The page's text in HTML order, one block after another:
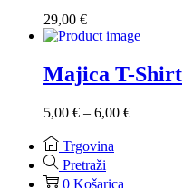
29,00 €
Majica T-Shirt
5,00 € – 6,00 €Raspon
Trgovina
Pretraži
0 Košarica